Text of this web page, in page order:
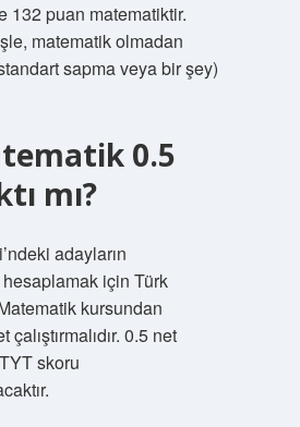
132 puan matematiktir.
matematik olmadan
sapma veya bir şey)
0.5
mı?
adayların
için Türk
kursundan
0.5 net
skoru